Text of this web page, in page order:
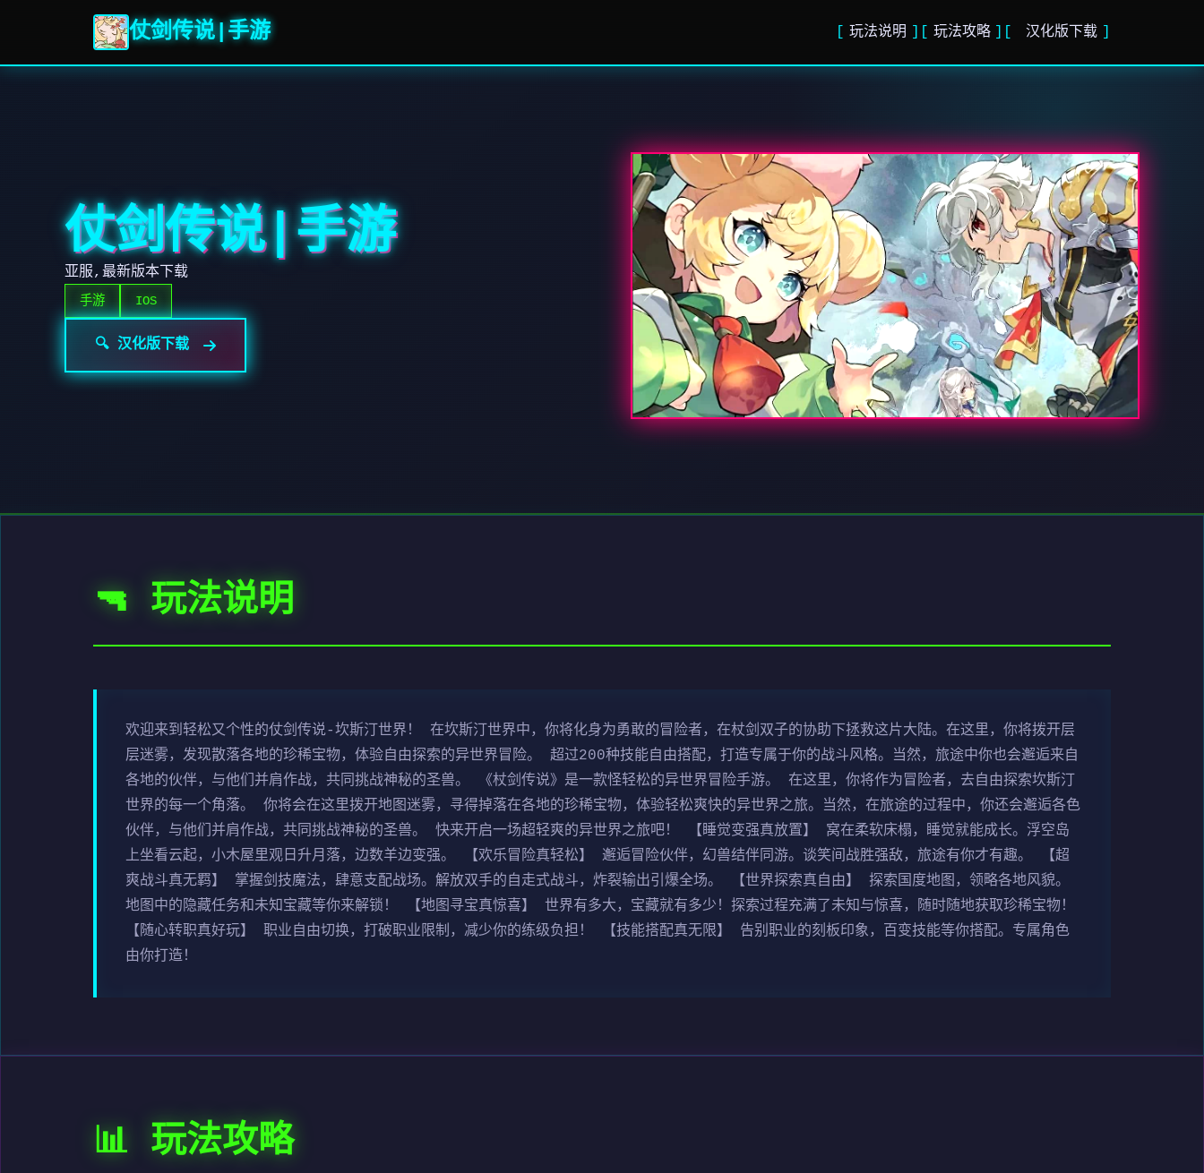
仗剑传说|手游 玩法说明 玩法攻略 汉化版下载
仗剑传说|手游
亚服,最新版本下载
手游 IOS
🔍 汉化版下载
🔫 玩法说明
欢迎来到轻松又个性的仗剑传说-坎斯汀世界！ 在坎斯汀世界中，你将化身为勇敢的冒险者，在杖剑双子的协助下拯救这片大陆。在这里，你将拨开层
层迷雾，发现散落各地的珍稀宝物，体验自由探索的异世界冒险。 超过200种技能自由搭配，打造专属于你的战斗风格。当然，旅途中你也会邂逅来自
各地的伙伴，与他们并肩作战，共同挑战神秘的圣兽。 《杖剑传说》是一款怪轻松的异世界冒险手游。 在这里，你将作为冒险者，去自由探索坎斯汀
世界的每一个角落。 你将会在这里拨开地图迷雾，寻得掉落在各地的珍稀宝物，体验轻松爽快的异世界之旅。当然，在旅途的过程中，你还会邂逅各色
伙伴，与他们并肩作战，共同挑战神秘的圣兽。 快来开启一场超轻爽的异世界之旅吧！ 【睡觉变强真放置】 窝在柔软床榻，睡觉就能成长。浮空岛
上坐看云起，小木屋里观日升月落，边数羊边变强。 【欢乐冒险真轻松】 邂逅冒险伙伴，幻兽结伴同游。谈笑间战胜强敌，旅途有你才有趣。 【超
爽战斗真无羁】 掌握剑技魔法，肆意支配战场。解放双手的自走式战斗，炸裂输出引爆全场。 【世界探索真自由】 探索国度地图，领略各地风貌。
地图中的隐藏任务和未知宝藏等你来解锁！ 【地图寻宝真惊喜】 世界有多大，宝藏就有多少！探索过程充满了未知与惊喜，随时随地获取珍稀宝物！
【随心转职真好玩】 职业自由切换，打破职业限制，减少你的练级负担！ 【技能搭配真无限】 告别职业的刻板印象，百变技能等你搭配。专属角色
由你打造！
📊 玩法攻略